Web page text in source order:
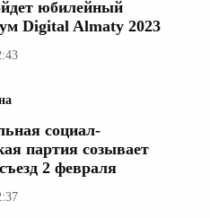
юбилейный
Digital Almaty 2023
социал-
партия созывает
2 февраля